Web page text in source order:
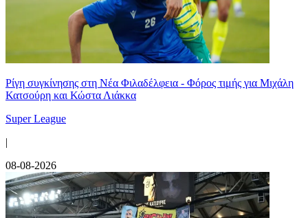
Ρίγη συγκίνησης στη Νέα Φιλαδέλφεια - Φόρος τιμής για Μιχάλη
Κατσούρη και Κώστα Λιάκκα
Super League
|
08-08-2026